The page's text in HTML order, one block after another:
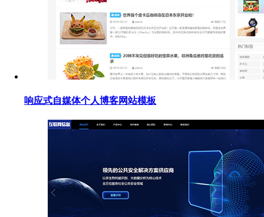
响应式自媒体个人博客网站模板